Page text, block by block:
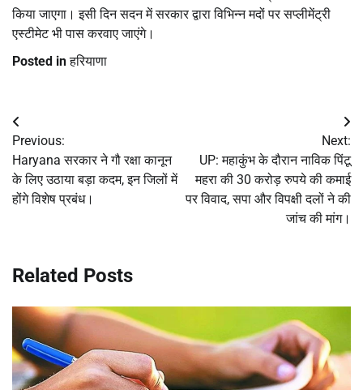
किया जाएगा। इसी दिन सदन में सरकार द्वारा विभिन्न मदों पर सप्लीमेंट्री
एस्टीमेट भी पास करवाए जाएंगे।
Posted inहरियाणा
Post
navigation
Previous:
Haryana सरकार ने गौ रक्षा कानून
के लिए उठाया बड़ा कदम, इन जिलों में
होंगे विशेष प्रबंध।
Next:
UP: महाकुंभ के दौरान नाविक पिंटू
महरा की 30 करोड़ रुपये की कमाई
पर विवाद, सपा और विपक्षी दलों ने की
जांच की मांग।
Related Posts